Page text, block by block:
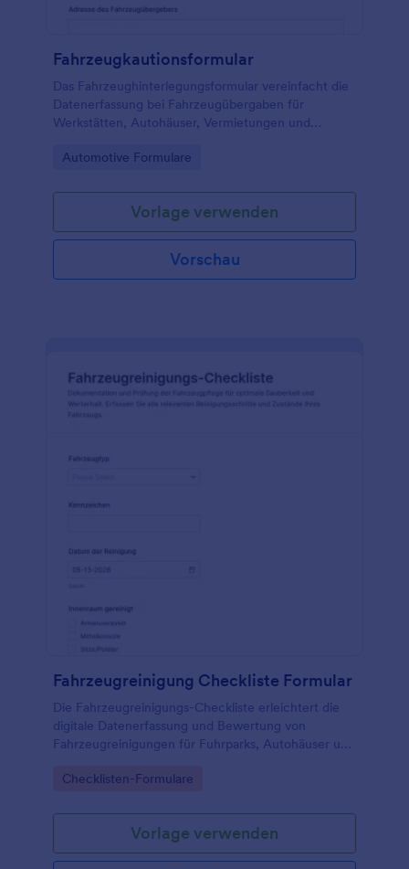
Fahrzeugkautionsformular
Das Fahrzeughinterlegungsformular vereinfacht die
Datenerfassung bei Fahrzeugübergaben für
Werkstätten, Autohäuser, Vermietungen und
von der Annahme bis zur Abholung.
Go to Category:
Automotive Formulare
Vorlage verwenden
Vorschau
Fahrzeugreinigung Checkliste Formular
Die Fahrzeugreinigungs-Checkliste erleichtert die
digitale Datenerfassung und Bewertung von
Fahrzeugreinigungen für Fuhrparks, Autohäuser und
Go to Category:
Checklisten-Formulare
Vorlage verwenden